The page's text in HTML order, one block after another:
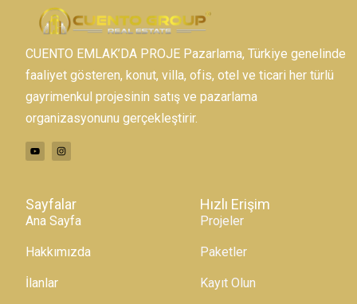
CUENTO EMLAK’DA PROJE Pazarlama, Türkiye genelinde
faaliyet gösteren, konut, villa, ofis, otel ve ticari her türlü
gayrimenkul projesinin satış ve pazarlama
organizasyonunu gerçekleştirir.
Sayfalar
Ana Sayfa
Hakkımızda
İlanlar
Hızlı Erişim
Projeler
Paketler
Kayıt Olun